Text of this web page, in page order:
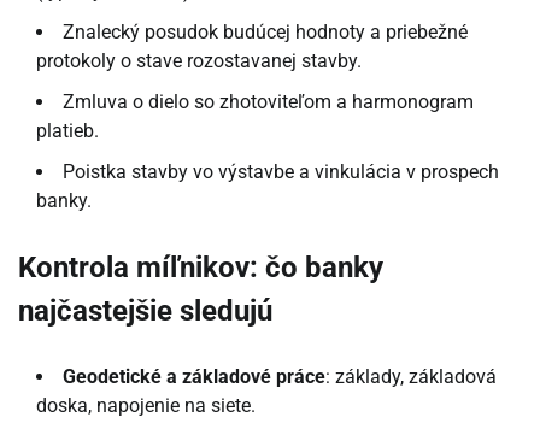
Znalecký posudok budúcej hodnoty a priebežné
protokoly o stave rozostavanej stavby.
Zmluva o dielo so zhotoviteľom a harmonogram
platieb.
Poistka stavby vo výstavbe a vinkulácia v prospech
banky.
Kontrola míľnikov: čo banky
najčastejšie sledujú
Geodetické a základové práce: základy, základová
doska, napojenie na siete.